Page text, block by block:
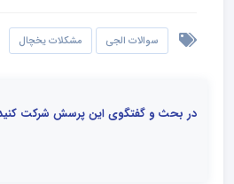
سوالات الجی مشکلات یخچال
در بحث و گفتگوی این پرسش شرکت